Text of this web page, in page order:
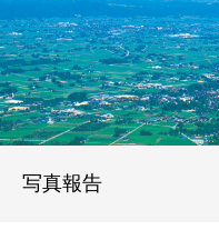
写真報告
政策
活動報告